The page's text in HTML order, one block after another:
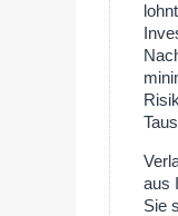
aus
Sie